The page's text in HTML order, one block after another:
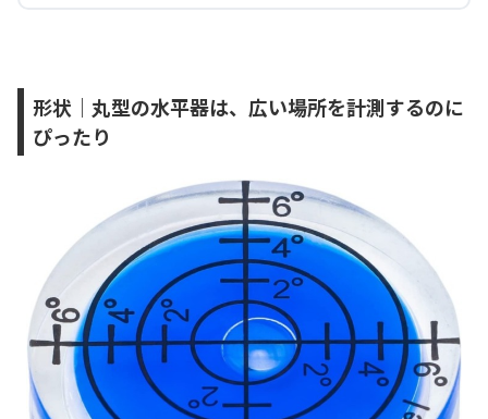
形状｜丸型の水平器は、広い場所を計測するのに
ぴったり